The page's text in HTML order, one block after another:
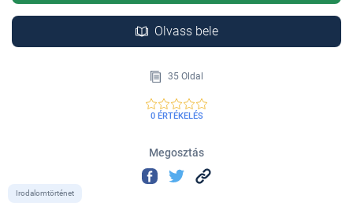
Olvass bele
35 Oldal
0 ÉRTÉKELÉS
Megosztás
Irodalomtörténet